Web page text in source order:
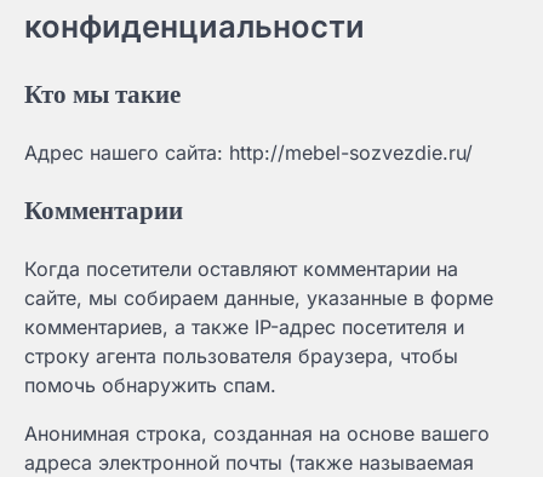
конфиденциальности
Кто мы такие
Адрес нашего сайта: http://mebel-sozvezdie.ru/
Комментарии
Когда посетители оставляют комментарии на
сайте, мы собираем данные, указанные в форме
комментариев, а также IP-адрес посетителя и
строку агента пользователя браузера, чтобы
помочь обнаружить спам.
Анонимная строка, созданная на основе вашего
адреса электронной почты (также называемая